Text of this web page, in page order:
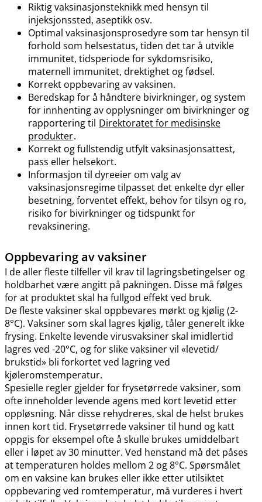
Riktig vaksinasjonsteknikk med hensyn til
injeksjonssted, aseptikk osv.
Optimal vaksinasjonsprosedyre som tar hensyn til
forhold som helsestatus, tiden det tar å utvikle
immunitet, tidsperiode for sykdomsrisiko,
maternell immunitet, drektighet og fødsel.
Korrekt oppbevaring av vaksinen.
Beredskap for å håndtere bivirkninger, og system
for innhenting av opplysninger om bivirkninger og
rapportering til Direktoratet for medisinske
produkter.
Korrekt og fullstendig utfylt vaksinasjonsattest,
pass eller helsekort.
Informasjon til dyreeier om valg av
vaksinasjonsregime tilpasset det enkelte dyr eller
besetning, forventet effekt, behov for tilsyn og ro,
risiko for bivirkninger og tidspunkt for
revaksinering.
Oppbevaring av vaksiner
I de aller fleste tilfeller vil krav til lagringsbetingelser og
holdbarhet være angitt på pakningen. Disse må følges
for at produktet skal ha fullgod effekt ved bruk.
De fleste vaksiner skal oppbevares mørkt og kjølig (2-
8°C). Vaksiner som skal lagres kjølig, tåler generelt ikke
frysing. Enkelte levende virusvaksiner skal imidlertid
lagres ved -20°C, og for slike vaksiner vil «levetid​/​
brukstid» bli forkortet ved lagring ved
kjøleromstemperatur.
Spesielle regler gjelder for frysetørrede vaksiner, som
ofte inneholder levende agens med kort levetid etter
oppløsning. Når disse rehydreres, skal de helst brukes
innen kort tid. Frysetørrede vaksiner til hund og katt
oppgis for eksempel ofte å skulle brukes umiddelbart
eller i løpet av 30 minutter. Ved henstand må det påses
at temperaturen holdes mellom 2 og 8°C. Spørsmålet
om en vaksine kan brukes eller ikke etter utilsiktet
oppbevaring ved romtemperatur, må vurderes i hvert